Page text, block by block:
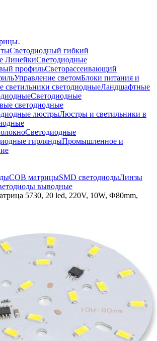
Светодиодный гибкий
ЛинейкиСветодиодные
профильСветорассеивающий
Управление светомБлоки питания и
светильники светодиодныеЛандшафтные
Светодиодные
светодиодные
люстрыЛюстры и светильники в
Светодиодные
гирляндыПромышленное и
COB матрицыSMD светодиодыЛинзы
выводные
5730, 20 led, 220V, 10W, Ф80mm,